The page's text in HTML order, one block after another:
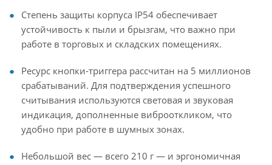
Степень защиты корпуса IP54 обеспечивает
устойчивость к пыли и брызгам, что важно при
работе в торговых и складских помещениях.
Ресурс кнопки-триггера рассчитан на 5 миллионов
срабатываний. Для подтверждения успешного
считывания используются световая и звуковая
индикация, дополненные виброоткликом, что
удобно при работе в шумных зонах.
Небольшой вес — всего 210 г — и эргономичная